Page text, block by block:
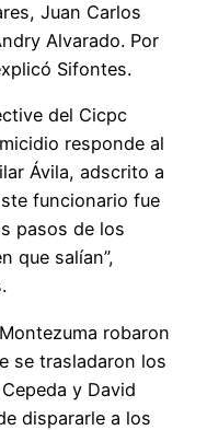
Juan Carlos
Alvarado. Por
Sifontes.
del Cicpc
responde al
Ávila, adscrito a
funcionario fue
pasos de los
que salían”,
robaron
se trasladaron los
y David
dispararle a los